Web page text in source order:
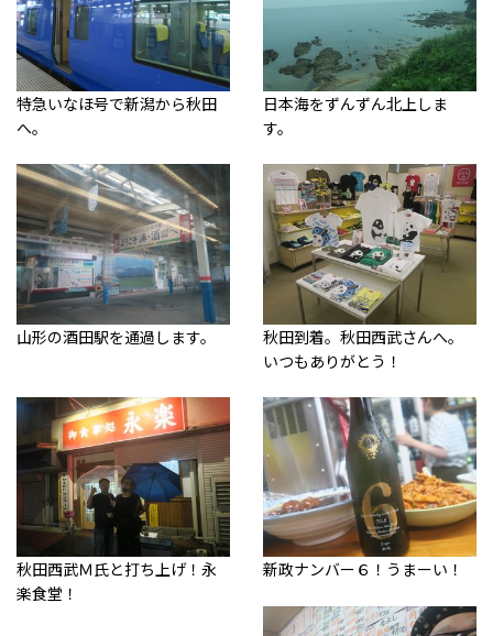
特急いなほ号で新潟から秋田
へ。
日本海をずんずん北上しま
す。
山形の酒田駅を通過します。
秋田到着。秋田西武さんへ。
いつもありがとう！
秋田西武Ｍ氏と打ち上げ！永
楽食堂！
新政ナンバー６！うまーい！